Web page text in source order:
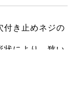
付き止めネジの
状により、狭い
ら六角穴に挿
に合ったもの